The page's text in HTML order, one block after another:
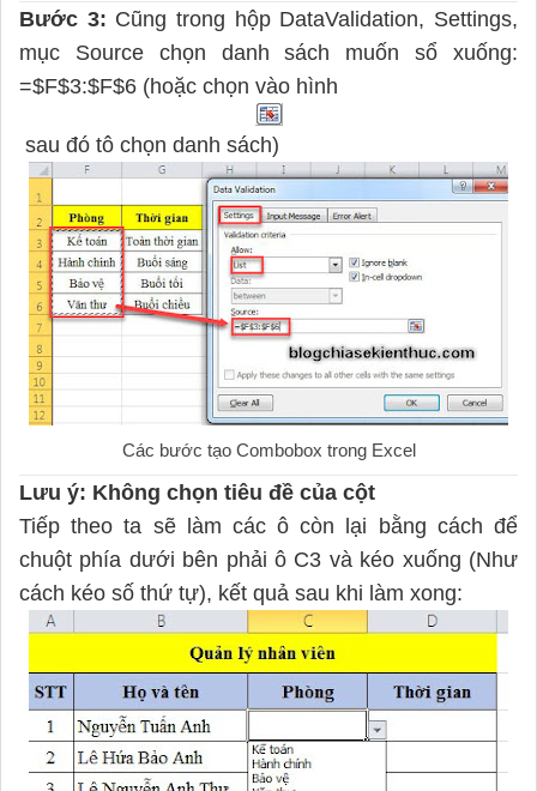
Bước 3: Cũng trong hộp DataValidation, Settings,
mục Source chọn danh sách muốn sổ xuống:
=$F$3:$F$6 (hoặc chọn vào hình
sau đó tô chọn danh sách)
Các bước tạo Combobox trong Excel
Lưu ý: Không chọn tiêu đề của cột
Tiếp theo ta sẽ làm các ô còn lại bằng cách để
chuột phía dưới bên phải ô C3 và kéo xuống (Như
cách kéo số thứ tự), kết quả sau khi làm xong: